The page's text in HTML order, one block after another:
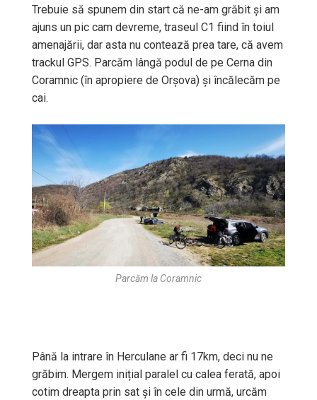
Trebuie să spunem din start că ne-am grăbit și am
ajuns un pic cam devreme, traseul C1 fiind în toiul
amenajării, dar asta nu contează prea tare, că avem
trackul GPS. Parcăm lângă podul de pe Cerna din
Coramnic (în apropiere de Orșova) și încălecăm pe
cai.
Parcăm la Coramnic
Până la intrare în Herculane ar fi 17km, deci nu ne
grăbim. Mergem inițial paralel cu calea ferată, apoi
cotim dreapta prin sat și în cele din urmă, urcăm